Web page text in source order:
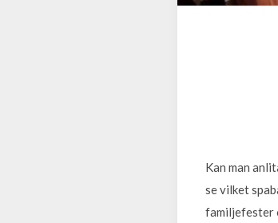
Kan man
se vilket
familjefester